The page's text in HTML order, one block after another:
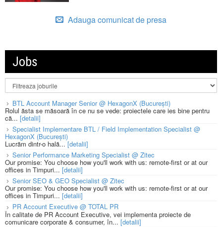
Adauga comunicat de presa
Jobs
BTL Account Manager Senior @ HexagonX (București)
Rolul ăsta se măsoară în ce nu se vede: proiectele care ies bine pentru
că... [detalii]
Specialist Implementare BTL / Field Implementation Specialist @
HexagonX (București)
Lucrăm dintr-o hală... [detalii]
Senior Performance Marketing Specialist @ Zitec
Our promise: You choose how you'll work with us: remote-first or at our
offices in Timpuri... [detalii]
Senior SEO & GEO Specialist @ Zitec
Our promise: You choose how you'll work with us: remote-first or at our
offices in Timpuri... [detalii]
PR Account Executive @ TOTAL PR
În calitate de PR Account Executive, vei implementa proiecte de
comunicare corporate & consumer, în... [detalii]